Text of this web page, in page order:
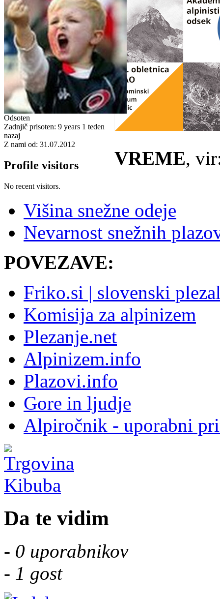
Odsoten
Zadnjič prisoten: 9 years 1 teden
nazaj
Z nami od: 31.07.2012
Profile visitors
No recent visitors.
VREME,
Višina snežne odeje
Nevarnost snežnih
POVEZAVE:
Friko.si | slovenski
Komisija za alpinizem
Plezanje.net
Alpinizem.info
Plazovi.info
Gore in ljudje
Alpiročnik - uporabni
Da te vidim
- 0 uporabnikov
- 1 gost